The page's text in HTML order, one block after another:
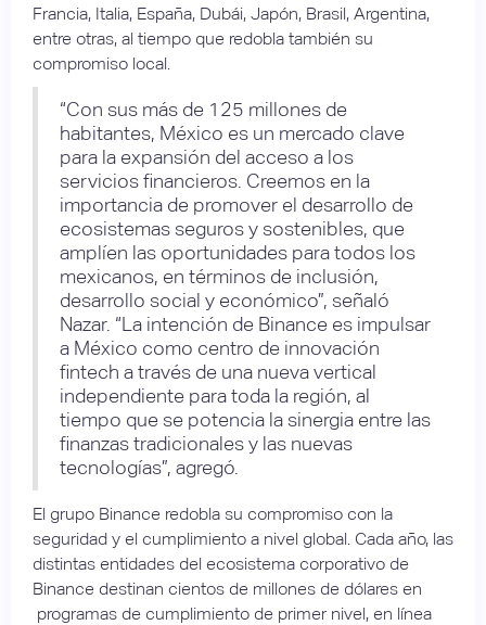
Francia, Italia, España, Dubái, Japón, Brasil, Argentina,
entre otras, al tiempo que redobla también su
compromiso local.
“Con sus más de 125 millones de
habitantes, México es un mercado clave
para la expansión del acceso a los
servicios financieros. Creemos en la
importancia de promover el desarrollo de
ecosistemas seguros y sostenibles, que
amplíen las oportunidades para todos los
mexicanos, en términos de inclusión,
desarrollo social y económico”, señaló
Nazar. “La intención de Binance es impulsar
a México como centro de innovación
fintech a través de una nueva vertical
independiente para toda la región, al
tiempo que se potencia la sinergia entre las
finanzas tradicionales y las nuevas
tecnologías”, agregó.
El grupo Binance redobla su compromiso con la
seguridad y el cumplimiento a nivel global. Cada año, las
distintas entidades del ecosistema corporativo de
Binance destinan cientos de millones de dólares en
programas de cumplimiento de primer nivel, en línea